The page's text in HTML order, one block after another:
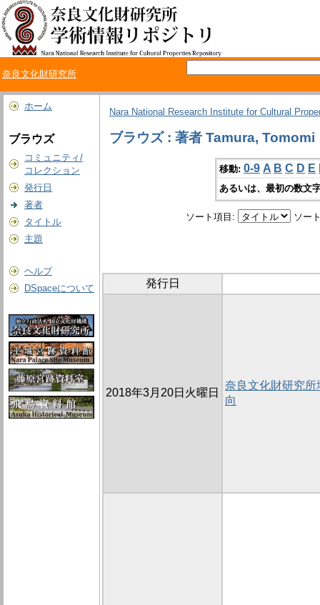
奈良文化財研究所
ホーム
ブラウズ
コミュニティ/
コレクション
発行日
著者
タイトル
主題
ヘルプ
DSpaceについて
Nara National Research Institute for Cultural
ブラウズ : 著者 Tamura, Tomomi
移動: 0-9 A B C D E
あるいは、最初の数文
ソート項目: ソー
発行日
2018年3月20日火曜日
奈良文化財研究
向